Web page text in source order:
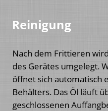
Reinigung
Nach dem Frittieren
des Gerätes umgelegt.
öffnet sich automatisch
Behälters. Das Öl läuft
geschlossenen